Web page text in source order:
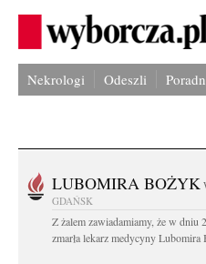
Nekrologi Odeszli
LUBOMIRA BOŻYK
GDAŃSK
Z żalem zawiadamiamy, że w dniu
zmarła lekarz medycyny Lubomira